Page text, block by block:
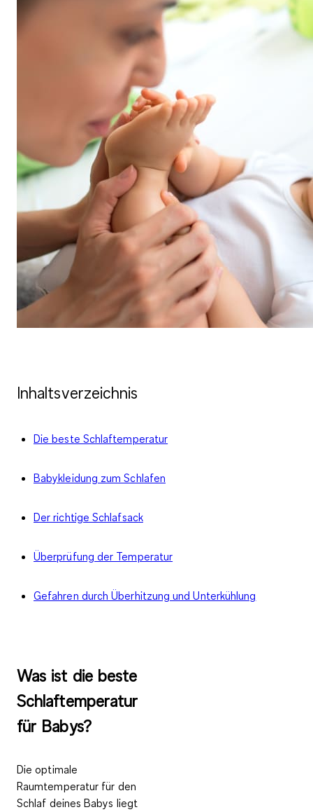
Inhaltsverzeichnis
Die beste Schlaftemperatur
Babykleidung zum Schlafen
Der richtige Schlafsack
Überprüfung der Temperatur
Gefahren durch Überhitzung und Unterkühlung
Was ist die beste
Schlaftemperatur
für Babys?
Die optimale
Raumtemperatur für den
Schlaf deines Babys liegt